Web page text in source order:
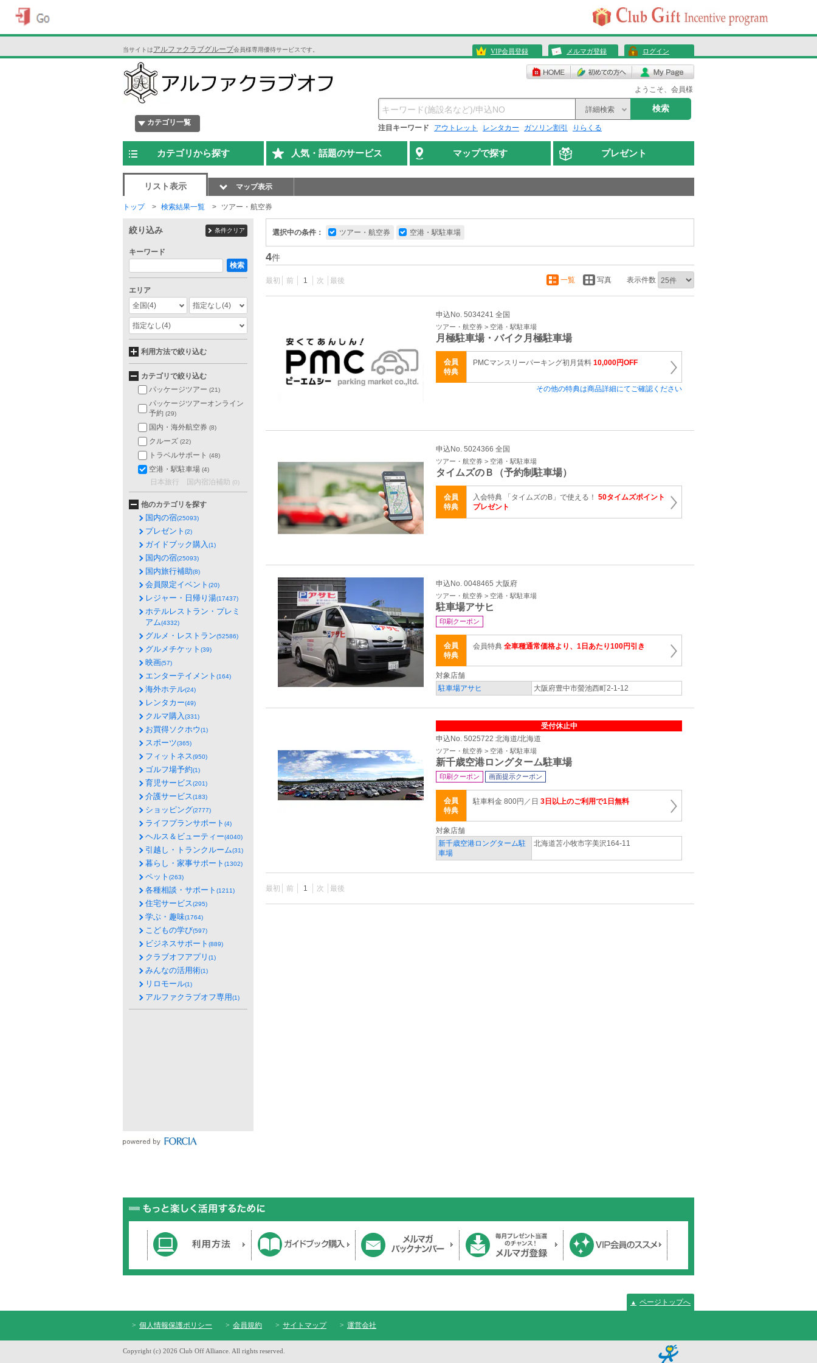
当サイトはアルファクラブグループ会員様専用優待サービスです。 VIP会員登録 メルマガ登録 ログイン
ようこそ、会員様
カテゴリ一覧
詳細検索 検索
注目キーワード アウトレット レンタカー ガソリン割引 りらくる
カテゴリから探す 人気・話題のサービス マップで探す プレゼント
リスト表示 マップ表示
トップ 検索結果一覧 ツアー・航空券
選択中の条件： ツアー・航空券 空港・駅駐車場
4件
最初 前 1 次 最後 一覧 写真 表示件数
申込No. 5034241 全国
ツアー・航空券 > 空港・駅駐車場
月極駐車場・バイク月極駐車場
会員
特典
PMCマンスリーパーキング初月賃料 10,000円OFF
その他の特典は商品詳細にてご確認ください
申込No. 5024366 全国
ツアー・航空券 > 空港・駅駐車場
タイムズのＢ（予約制駐車場）
会員
特典
入会特典 「タイムズのB」で使える！ 50タイムズポイント
プレゼント
申込No. 0048465 大阪府
ツアー・航空券 > 空港・駅駐車場
駐車場アサヒ
印刷クーポン
会員
特典
会員特典 全車種通常価格より、1日あたり100円引き
対象店舗
駐車場アサヒ
大阪府豊中市螢池西町2‐1‐12
受付休止中
申込No. 5025722 北海道/北海道
ツアー・航空券 > 空港・駅駐車場
新千歳空港ロングターム駐車場
印刷クーポン 画面提示クーポン
会員
特典
駐車料金 800円／日 3日以上のご利用で1日無料
対象店舗
新千歳空港ロングターム駐
車場
北海道苫小牧市字美沢164-11
最初 前 1 次 最後
絞り込み 条件クリア
キーワード
検索
エリア
全国(4) 指定なし(4)
指定なし(4)
利用方法で絞り込む
カテゴリで絞り込む
パッケージツアー (21)
パッケージツアーオンライン
予約 (29)
国内・海外航空券 (8)
クルーズ (22)
トラベルサポート (48)
空港・駅駐車場 (4)
日本旅行 国内宿泊補助 (0)
他のカテゴリを探す
国内の宿(25093)
プレゼント (2)
ガイドブック購入 (1)
国内の宿(25093)
国内旅行補助(8)
会員限定イベント (20)
レジャー・日帰り湯(17437)
ホテルレストラン・プレミ
アム(4332)
グルメ・レストラン(52586)
グルメチケット (39)
映画(57)
エンターテイメント (164)
海外ホテル(24)
レンタカー(49)
クルマ購入 (331)
お買得ソクホウ(1)
スポーツ(365)
フィットネス(950)
ゴルフ場予約(1)
育児サービス(201)
介護サービス(183)
ショッピング(2777)
ライフプランサポート (4)
ヘルス＆ビューティー(4040)
引越し・トランクルーム(31)
暮らし・家事サポート (1302)
ペット (263)
各種相談・サポート (1211)
住宅サービス(295)
学ぶ・趣味(1764)
こどもの学び(597)
ビジネスサポート (889)
クラブオフアプリ (1)
みんなの活用術(1)
リロモール(1)
アルファクラブオフ専用(1)
▲ ページトップへ
個人情報保護ポリシー 会員規約 サイトマップ 運営会社
Copyright (c) 2026 Club Off Alliance. All rights reserved.